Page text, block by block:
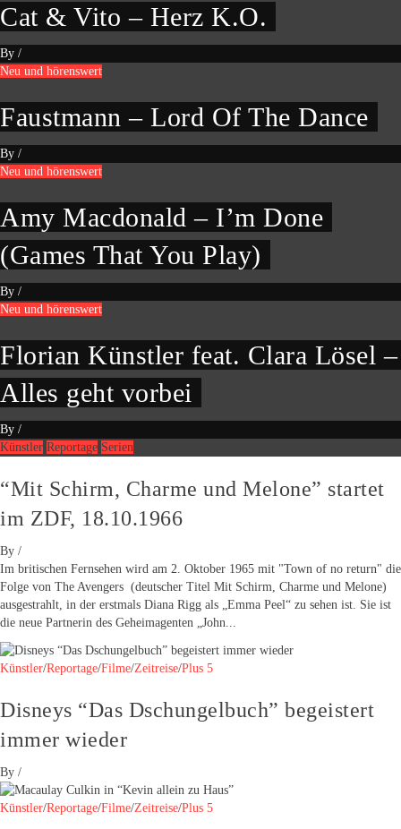
Cat & Vito – Herz K.O.
By /
Neu und hörenswert
Faustmann – Lord Of The Dance
By /
Neu und hörenswert
Amy Macdonald – I’m Done
(Games That You Play)
By /
Neu und hörenswert
Florian Künstler feat. Clara Lösel –
Alles geht vorbei
By /
Künstler Reportage Serien
“Mit Schirm, Charme und Melone” startet
im ZDF, 18.10.1966
By /
Im britischen Fernsehen wird am 2. Oktober 1965 mit "Town of no return" die
Folge von The Avengers (deutscher Titel Mit Schirm, Charme und Melone)
ausgestrahlt, in der erstmals Diana Rigg als „Emma Peel“ zu sehen ist. Sie ist
die neue Partnerin des Geheimagenten „John...
Künstler/Reportage/Filme/Zeitreise/Plus 5
Disneys “Das Dschungelbuch” begeistert
immer wieder
By /
Künstler/Reportage/Filme/Zeitreise/Plus 5